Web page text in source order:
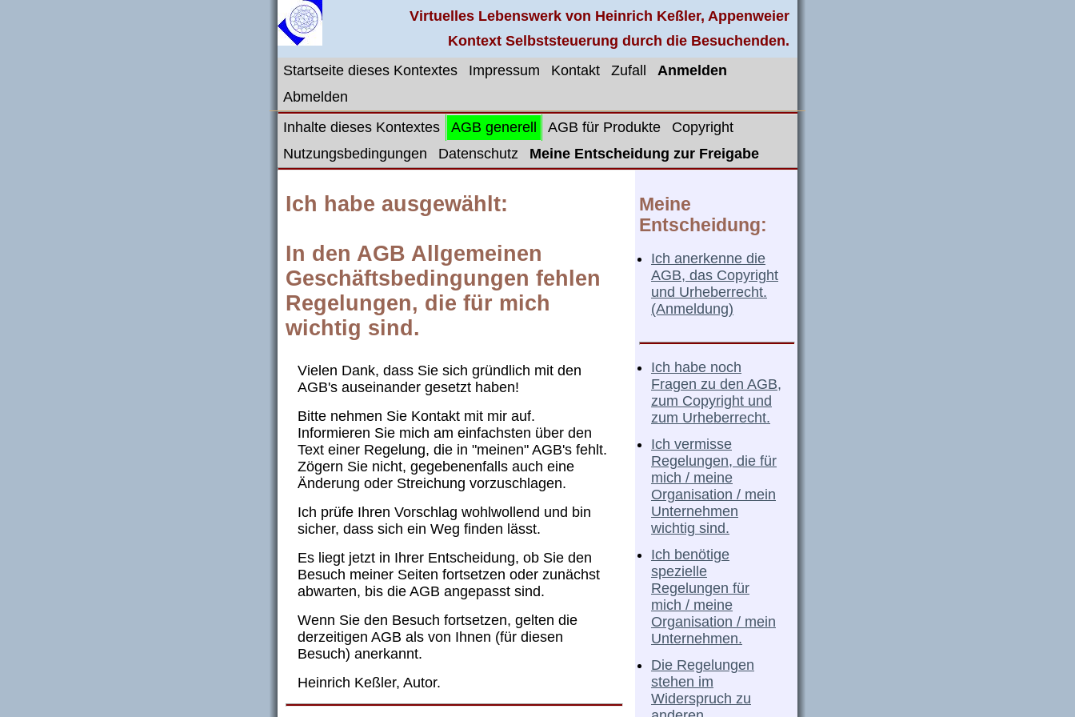
Virtuelles Lebenswerk von Heinrich Keßler, Appenweier
Kontext Selbststeuerung durch die Besuchenden.
Startseite dieses Kontextes
Impressum Kontakt Zufall
Anmelden
Abmelden
Inhalte dieses Kontextes
AGB generell AGB für Produkte
Copyright
Nutzungsbedingungen
Datenschutz Meine Entscheidung zur Freigabe
Ich habe ausgewählt:
In den AGB Allgemeinen
Geschäftsbedingungen fehlen
Regelungen, die für mich
wichtig sind.
Vielen Dank, dass Sie sich gründlich mit den
AGB's auseinander gesetzt haben!
Bitte nehmen Sie Kontakt mit mir auf.
Informieren Sie mich am einfachsten über den
Text einer Regelung, die in "meinen" AGB's fehlt.
Zögern Sie nicht, gegebenenfalls auch eine
Änderung oder Streichung vorzuschlagen.
Ich prüfe Ihren Vorschlag wohlwollend und bin
sicher, dass sich ein Weg finden lässt.
Es liegt jetzt in Ihrer Entscheidung, ob Sie den
Besuch meiner Seiten fortsetzen oder zunächst
abwarten, bis die AGB angepasst sind.
Wenn Sie den Besuch fortsetzen, gelten die
derzeitigen AGB als von Ihnen (für diesen
Besuch) anerkannt.
Heinrich Keßler, Autor.
Meine
Entscheidung:
Ich anerkenne die
AGB, das Copyright
und Urheberrecht.
(Anmeldung)
Ich habe noch
Fragen zu den AGB,
zum Copyright und
zum Urheberrecht.
Ich vermisse
Regelungen, die für
mich / meine
Organisation / mein
Unternehmen
wichtig sind.
Ich benötige
spezielle
Regelungen für
mich / meine
Organisation / mein
Unternehmen.
Die Regelungen
stehen im
Widerspruch zu